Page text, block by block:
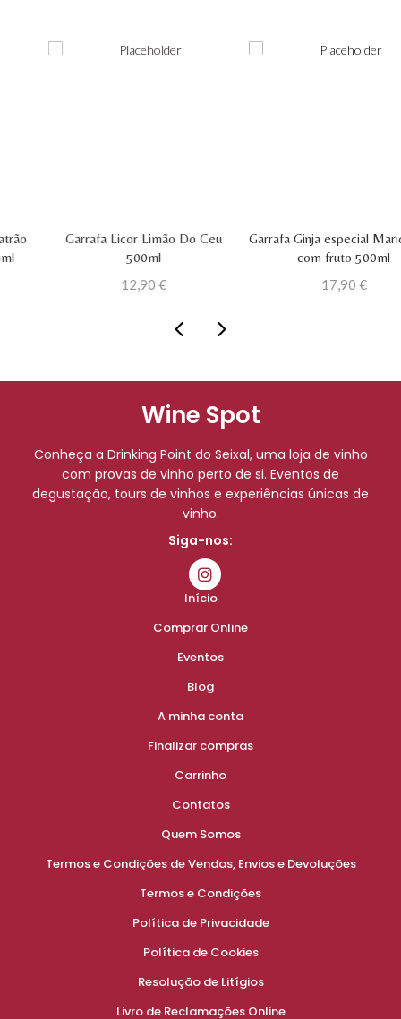
Garrafa Licor Limão Do Ceu
500ml
12,90€
Garrafa Ginja especial
com fruto 500ml
17,90 €
Wine Spot
Conheça a Drinking Point do Seixal, uma loja de vinho
com provas de vinho perto de si. Eventos de
degustação, tours de vinhos e experiências únicas de
vinho.
Siga-nos:
Início
Comprar Online
Eventos
Blog
A minha conta
Finalizar compras
Carrinho
Contatos
Quem Somos
Termos e Condições de Vendas, Envios e Devoluções
Termos e Condições
Política de Privacidade
Política de Cookies
Resolução de Litígios
Livro de Reclamações Online